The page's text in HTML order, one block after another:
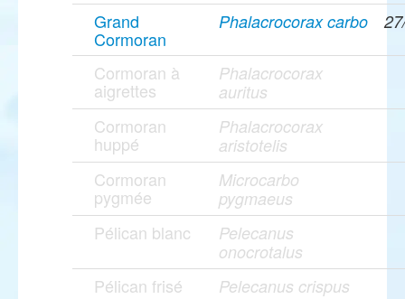
Grand
Cormoran
Phalacrocorax carbo
Cormoran à
aigrettes
Phalacrocorax
auritus
Cormoran
huppé
Phalacrocorax
aristotelis
Cormoran
pygmée
Microcarbo
pygmaeus
Pélican blanc
Pelecanus
onocrotalus
Pélican frisé Pelecanus crispus